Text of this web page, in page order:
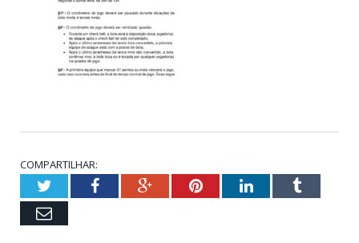
COMPARTILHAR:
TwitterFacebookGoogle+PinterestLinkedInTumblr
Email